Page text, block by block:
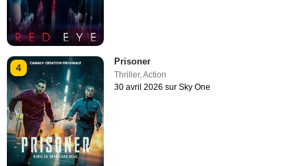
4
Prisoner
Thriller,Action
30 avril 2026 sur Sky One